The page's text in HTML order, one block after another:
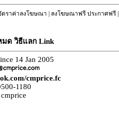
ตราค่าลงโฆษณา | ลงโฆษณาฟรี ประกาศฟรี|
มด วิธีแลก Link
14 Jan 2005
cmprice.fc
1180
cmprice